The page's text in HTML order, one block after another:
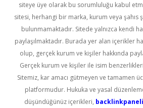
siteye üye olarak bu sorumluluğu kabul
sitesi, herhangi bir marka, kurum veya şahıs
bulunmamaktadır. Sitede yalnızca kendi
paylaşılmaktadır. Burada yer alan içerikler
olup, gerçek kurum ve kişiler hakkında
Gerçek kurum ve kişiler ile isim
Sitemiz, kar amacı gütmeyen ve tamamen
platformudur. Hukuka ve yasal
düşündüğünüz içerikleri,